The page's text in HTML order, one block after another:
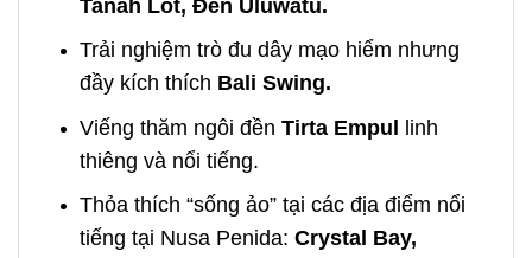
Tanah Lot, Đền Uluwatu.
Trải nghiệm trò đu dây mạo hiểm nhưng
đầy kích thích Bali Swing.
Viếng thăm ngôi đền Tirta Empul linh
thiêng và nổi tiếng.
Thỏa thích “sống ảo” tại các địa điểm nổi
tiếng tại Nusa Penida: Crystal Bay,